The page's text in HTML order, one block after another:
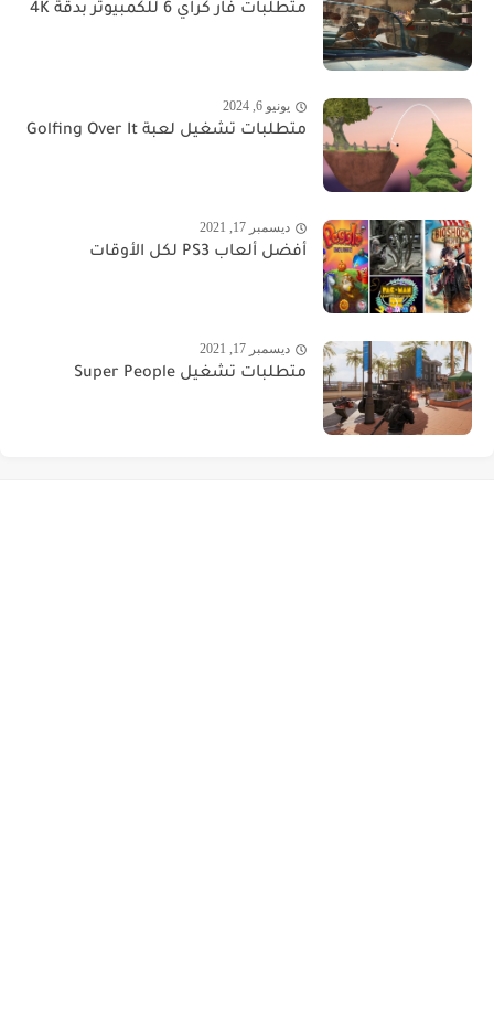
متطلبات فار كراي 6 للكمبيوتر بدقة 4K
يونيو 6, 2024
متطلبات تشغيل لعبة Golfing Over It
ديسمبر 17, 2021
أفضل ألعاب PS3 لكل الأوقات
ديسمبر 17, 2021
متطلبات تشغيل Super People